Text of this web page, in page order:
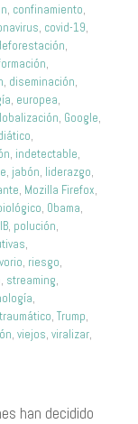
, confinamiento,
, covid-19,
,
,
, diseminación,
, europea,
, Google,
,
, indetectable,
, jabón, liderazgo,
, Mozilla Firefox,
, Obama,
, polución,
,
, riesgo,
, streaming,
,
traumático, Trump,
, viejos, viralizar,
han decidido